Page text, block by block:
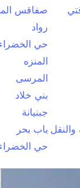
صفاقس
رواد
حي
المنزه
المرسى
بني خلاد
جبنيانة
باب بحر
حي